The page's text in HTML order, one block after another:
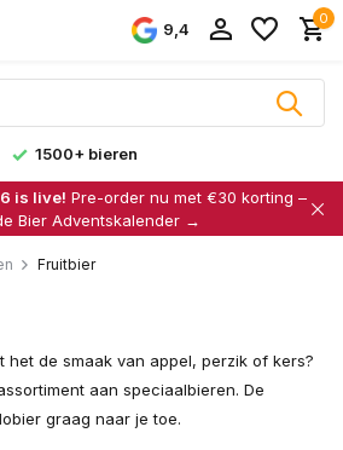
9,4
0
1500+ bieren
is live! Pre-order nu met €30 korting –
Bier Adventskalender →
Fruitbier
het de smaak van appel, perzik of kers?
aan speciaalbieren. De
graag naar je toe.